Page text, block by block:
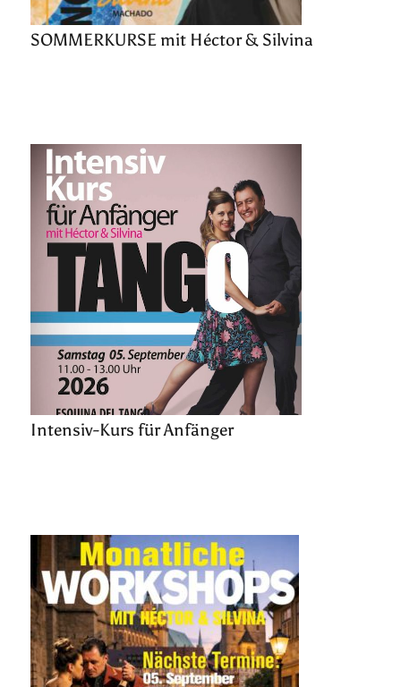
SOMMERKURSE mit Héctor & Silvina
Intensiv-Kurs für Anfänger